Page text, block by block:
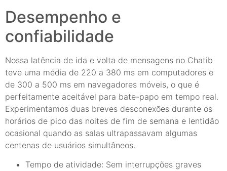
Desempenho e
confiabilidade
Nossa latência de ida e volta de mensagens no Chatib
teve uma média de 220 a 380 ms em computadores e
de 300 a 500 ms em navegadores móveis, o que é
perfeitamente aceitável para bate-papo em tempo real.
Experimentamos duas breves desconexões durante os
horários de pico das noites de fim de semana e lentidão
ocasional quando as salas ultrapassavam algumas
centenas de usuários simultâneos.
Tempo de atividade: Sem interrupções graves